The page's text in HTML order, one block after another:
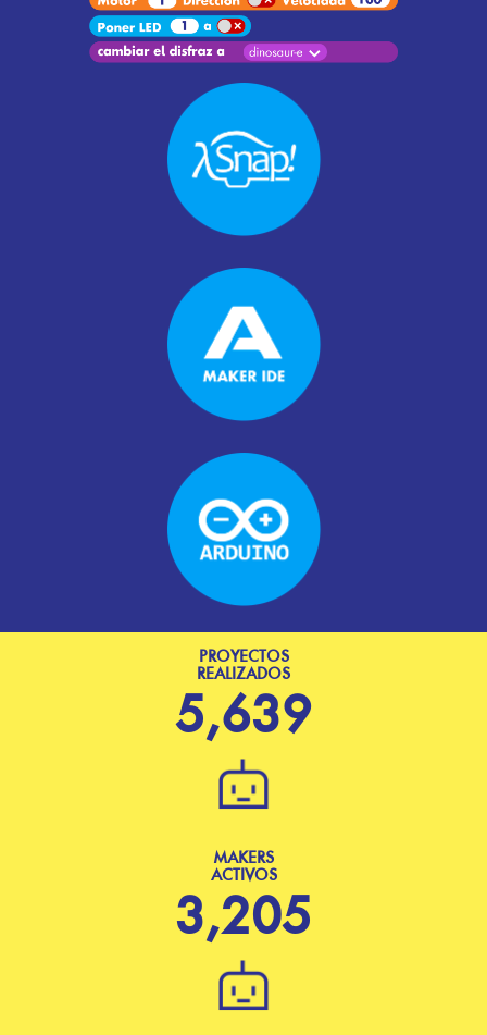
PROYECTOS
REALIZADOS
5,639
MAKERS
ACTIVOS
3,205